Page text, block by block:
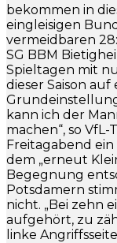
bekommen in
eingleisigen
vermeidbaren
SG BBM
Spieltagen mit
dieser Saison auf
kann ich der
machen“, so VfL-
Freitagabend
dem „erneut
Begegnung
Potsdamern
nicht. „Bei zehn
aufgehört, zu
linke